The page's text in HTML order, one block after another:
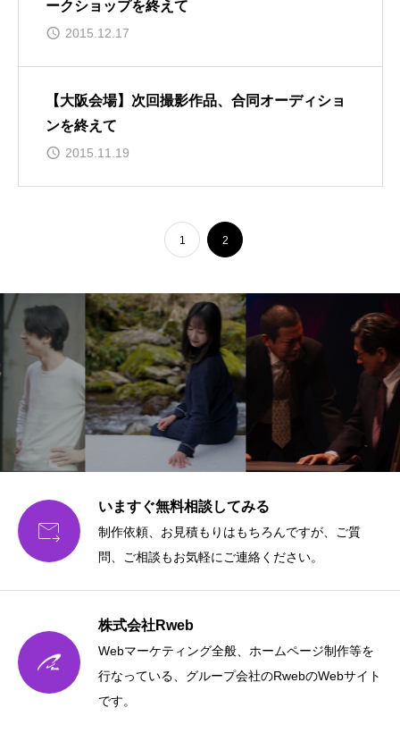
ークショップを終えて
2015.12.17
【大阪会場】次回撮影作品、合同オーディショ
ンを終えて
2015.11.19
1 2

いますぐ無料相談してみる
制作依頼、お見積もりはもちろんですが、ご質
問、ご相談もお気軽にご連絡ください。
株式会社Rweb
Webマーケティング全般、ホームページ制作等を
行なっている、グループ会社のRwebのWebサイト
です。